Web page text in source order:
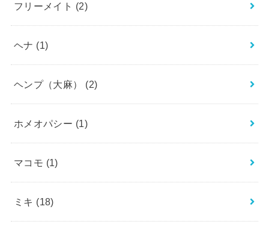
フリーメイト (2)
ヘナ (1)
ヘンプ（大麻） (2)
ホメオパシー (1)
マコモ (1)
ミキ (18)